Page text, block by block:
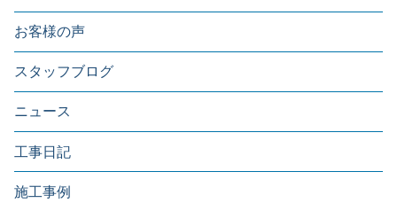
お客様の声
スタッフブログ
ニュース
工事日記
施工事例